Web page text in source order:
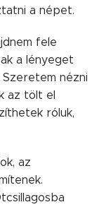
a népet.
fele
a lényeget
nézni
az tölt el
róluk,
az